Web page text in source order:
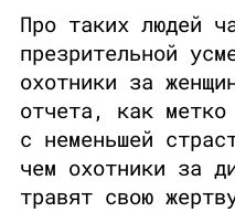
Про таких людей
презрительной
охотники за
отчета, как
с неменьшей
чем охотники за
травят свою